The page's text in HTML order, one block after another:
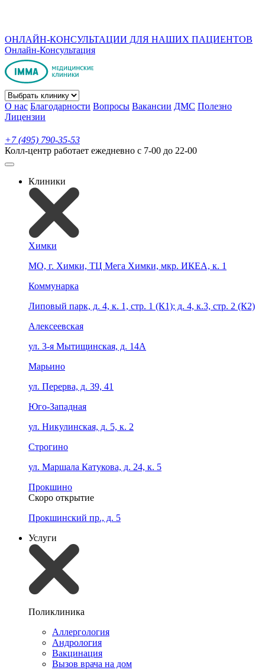
ОНЛАЙН-КОНСУЛЬТАЦИИ ДЛЯ НАШИХ ПАЦИЕНТОВ
Онлайн-Консультация
О нас Благодарности Вопросы Вакансии ДМС Полезно
Лицензии
+7 (495) 790-35-53
Колл-центр работает ежедневно с 7-00 до 22-00
Клиники
Химки
МО, г. Химки, ТЦ Мега Химки, мкр. ИКЕА, к. 1
Коммунарка
Липовый парк, д. 4, к. 1, стр. 1 (К1); д. 4, к.3, стр. 2 (К2)
Алексеевская
ул. 3-я Мытищинская, д. 14А
Марьино
ул. Перерва, д. 39, 41
Юго-Западная
ул. Никулинская, д. 5, к. 2
Строгино
ул. Маршала Катукова, д. 24, к. 5
Прокшино
Скоро открытие
Прокшинский пр., д. 5
Услуги
Поликлиника
Аллергология
Андрология
Вакцинация
Вызов врача на дом